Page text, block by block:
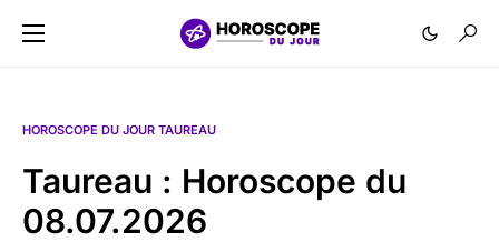
HOROSCOPE DU JOUR TAUREAU
Taureau : Horoscope du
08.07.2026